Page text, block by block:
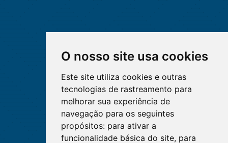
O nosso site usa cookies
Este site utiliza cookies e outras
tecnologias de rastreamento para
melhorar sua experiência de
navegação para os seguintes
propósitos: para ativar a
funcionalidade básica do site, para